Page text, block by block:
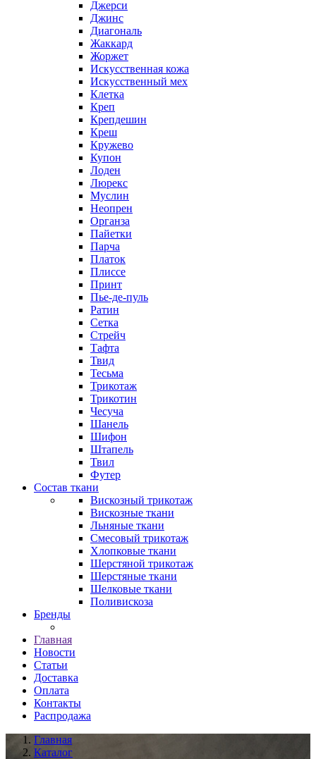
Джерси
Джинс
Диагональ
Жаккард
Жоржет
Искусственная кожа
Искусственный мех
Клетка
Креп
Крепдешин
Креш
Кружево
Купон
Лоден
Люрекс
Муслин
Неопрен
Органза
Пайетки
Парча
Платок
Плиссе
Принт
Пье-де-пуль
Ратин
Сетка
Стрейч
Тафта
Твид
Тесьма
Трикотаж
Трикотин
Чесуча
Шанель
Шифон
Штапель
Твил
Футер
Состав ткани
Вискозный трикотаж
Вискозные ткани
Льняные ткани
Смесовый трикотаж
Хлопковые ткани
Шерстяной трикотаж
Шерстяные ткани
Шелковые ткани
Поливискоза
Бренды
Главная
Новости
Статьи
Доставка
Оплата
Контакты
Распродажа
Главная
Каталог